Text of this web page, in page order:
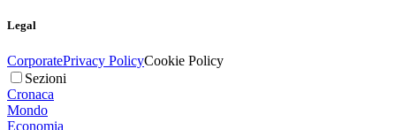
Legal
CorporatePrivacy PolicyCookie Policy
Sezioni
Cronaca
Mondo
Economia